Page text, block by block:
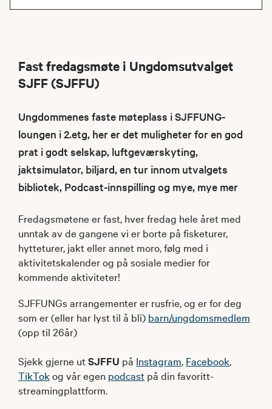
Fast fredagsmøte i Ungdomsutvalget
SJFF (SJFFU)
Ungdommenes faste møteplass i SJFFUNG-
loungen i 2.etg, her er det muligheter for en god
prat i godt selskap, luftgeværskyting,
jaktsimulator, biljard, en tur innom utvalgets
bibliotek, Podcast-innspilling og mye, mye mer
Fredagsmøtene er fast, hver fredag hele året med
unntak av de gangene vi er borte på fisketurer,
hytteturer, jakt eller annet moro, følg med i
aktivitetskalender og på sosiale medier for
kommende aktiviteter!
SJFFUNGs arrangementer er rusfrie, og er for deg
som er (eller har lyst til å bli) barn/ungdomsmedlem
(opp til 26år)
Sjekk gjerne utSJFFU på Instagram, Facebook,
TikTok og vår egen podcast på din favoritt-
streamingplattform.